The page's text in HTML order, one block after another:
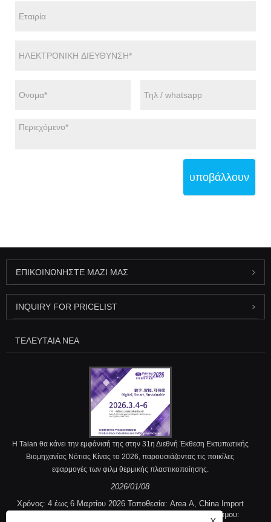
υποβάλλουν
ΕΠΙΚΟΙΝΩΝΉΣΤΕ ΜΑΖΊ ΜΑΣ
INQUIRY FOR PRICELIST
ΤΕΛΕΥΤΑΊΑ ΝΈΑ
Η Taian θα κάνει την εμφάνισή της στην 31η Διεθνή Έκθεση Εκτυπωτικής
Βιομηχανίας Νότιας Κίνας το 2026, παρουσιάζοντας τις ποικίλες
εφαρμογές των φιλμ θερμικής πλαστικοποίησης.
2026/01/08
Χρόνος: 4 έως 6 Μαρτίου 2026 Τοποθεσία: Area A, China Import
and Export Fair Complex, Guangzhou, Κίνα Αριθμός θαλάμου: